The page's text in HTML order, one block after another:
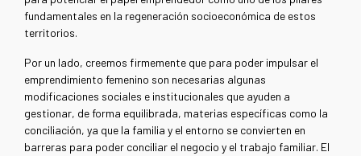
fundamentales en la regeneración socioeconómica de estos
territorios.
Por un lado, creemos firmemente que para poder impulsar el
emprendimiento femenino son necesarias algunas
modificaciones sociales e institucionales que ayuden a
gestionar, de forma equilibrada, materias específicas como la
conciliación, ya que la familia y el entorno se convierten en
barreras para poder conciliar el negocio y el trabajo familiar. El